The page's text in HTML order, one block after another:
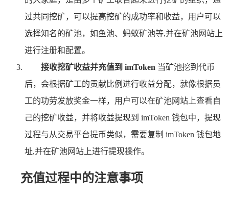
过共同挖矿，可以提高挖矿的成功率和收益，用户可以
选择知名的矿池，如鱼池、蚂蚁矿池等,并在矿池网站上
进行注册和配置。
接收挖矿收益并充值到 imToken 当矿池挖到代币
后，会根据矿工的贡献比例进行收益分配，就像根据员
工的功劳发放奖金一样，用户可以在矿池网站上查看自
己的挖矿收益，并将收益提现到 imToken 钱包中，提现
过程与从交易平台提币类似，需要复制 imToken 钱包地
址,并在矿池网站上进行提现操作。
充值过程中的注意事项